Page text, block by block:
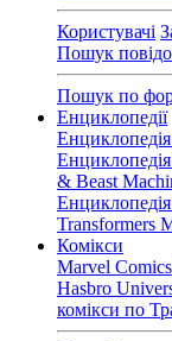
Користувачі
Пошук
Пошук по
Енциклопедії
& Beast
Transformers
Комікси
Marvel Comics
Hasbro
комікси по